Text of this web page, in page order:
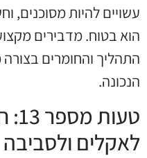
עשויים להיות מסוכנים,
הוא בטוח. מדבירים
התהליך והחומרים
הנכונה.
לאקלים ולסביבה